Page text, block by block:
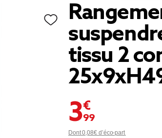
tissu 2
3,99 €
Dont 0,08€ d’éco-part